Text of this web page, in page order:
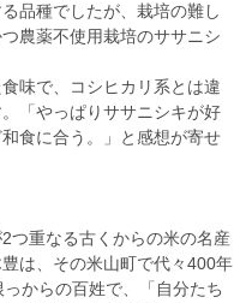
品種でしたが、栽培の難し
農薬不使用栽培のササニシ
味で、コシヒカリ系とは違
「やっぱりササニシキが好
食に合う。」と感想が寄せ
つ重なる古くからの米の名産
は、その米山町で代々400年
からの百姓で、「自分たち